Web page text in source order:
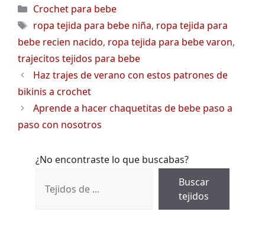
Categorías
Crochet para bebe
Etiquetas
ropa tejida para bebe niña, ropa tejida para
bebe recien nacido, ropa tejida para bebe varon,
trajecitos tejidos para bebe
Haz trajes de verano con estos patrones de
bikinis a crochet
Aprende a hacer chaquetitas de bebe paso a
paso con nosotros
¿No encontraste lo que buscabas?
Buscar
tejidos